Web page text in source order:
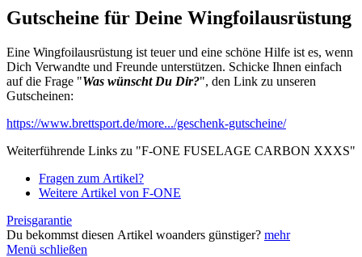
Gutscheine für Deine Wingfoilausrüstung
Eine Wingfoilausrüstung ist teuer und eine schöne Hilfe ist es, wenn
Dich Verwandte und Freunde unterstützen. Schicke Ihnen einfach
auf die Frage "Was wünscht Du Dir?", den Link zu unseren
Gutscheinen:
https://www.brettsport.de/more.../geschenk-gutscheine/
Weiterführende Links zu "F-ONE FUSELAGE CARBON XXXS"
Fragen zum Artikel?
Weitere Artikel von F-ONE
Preisgarantie
Du bekommst diesen Artikel woanders günstiger? mehr
Menü schließen